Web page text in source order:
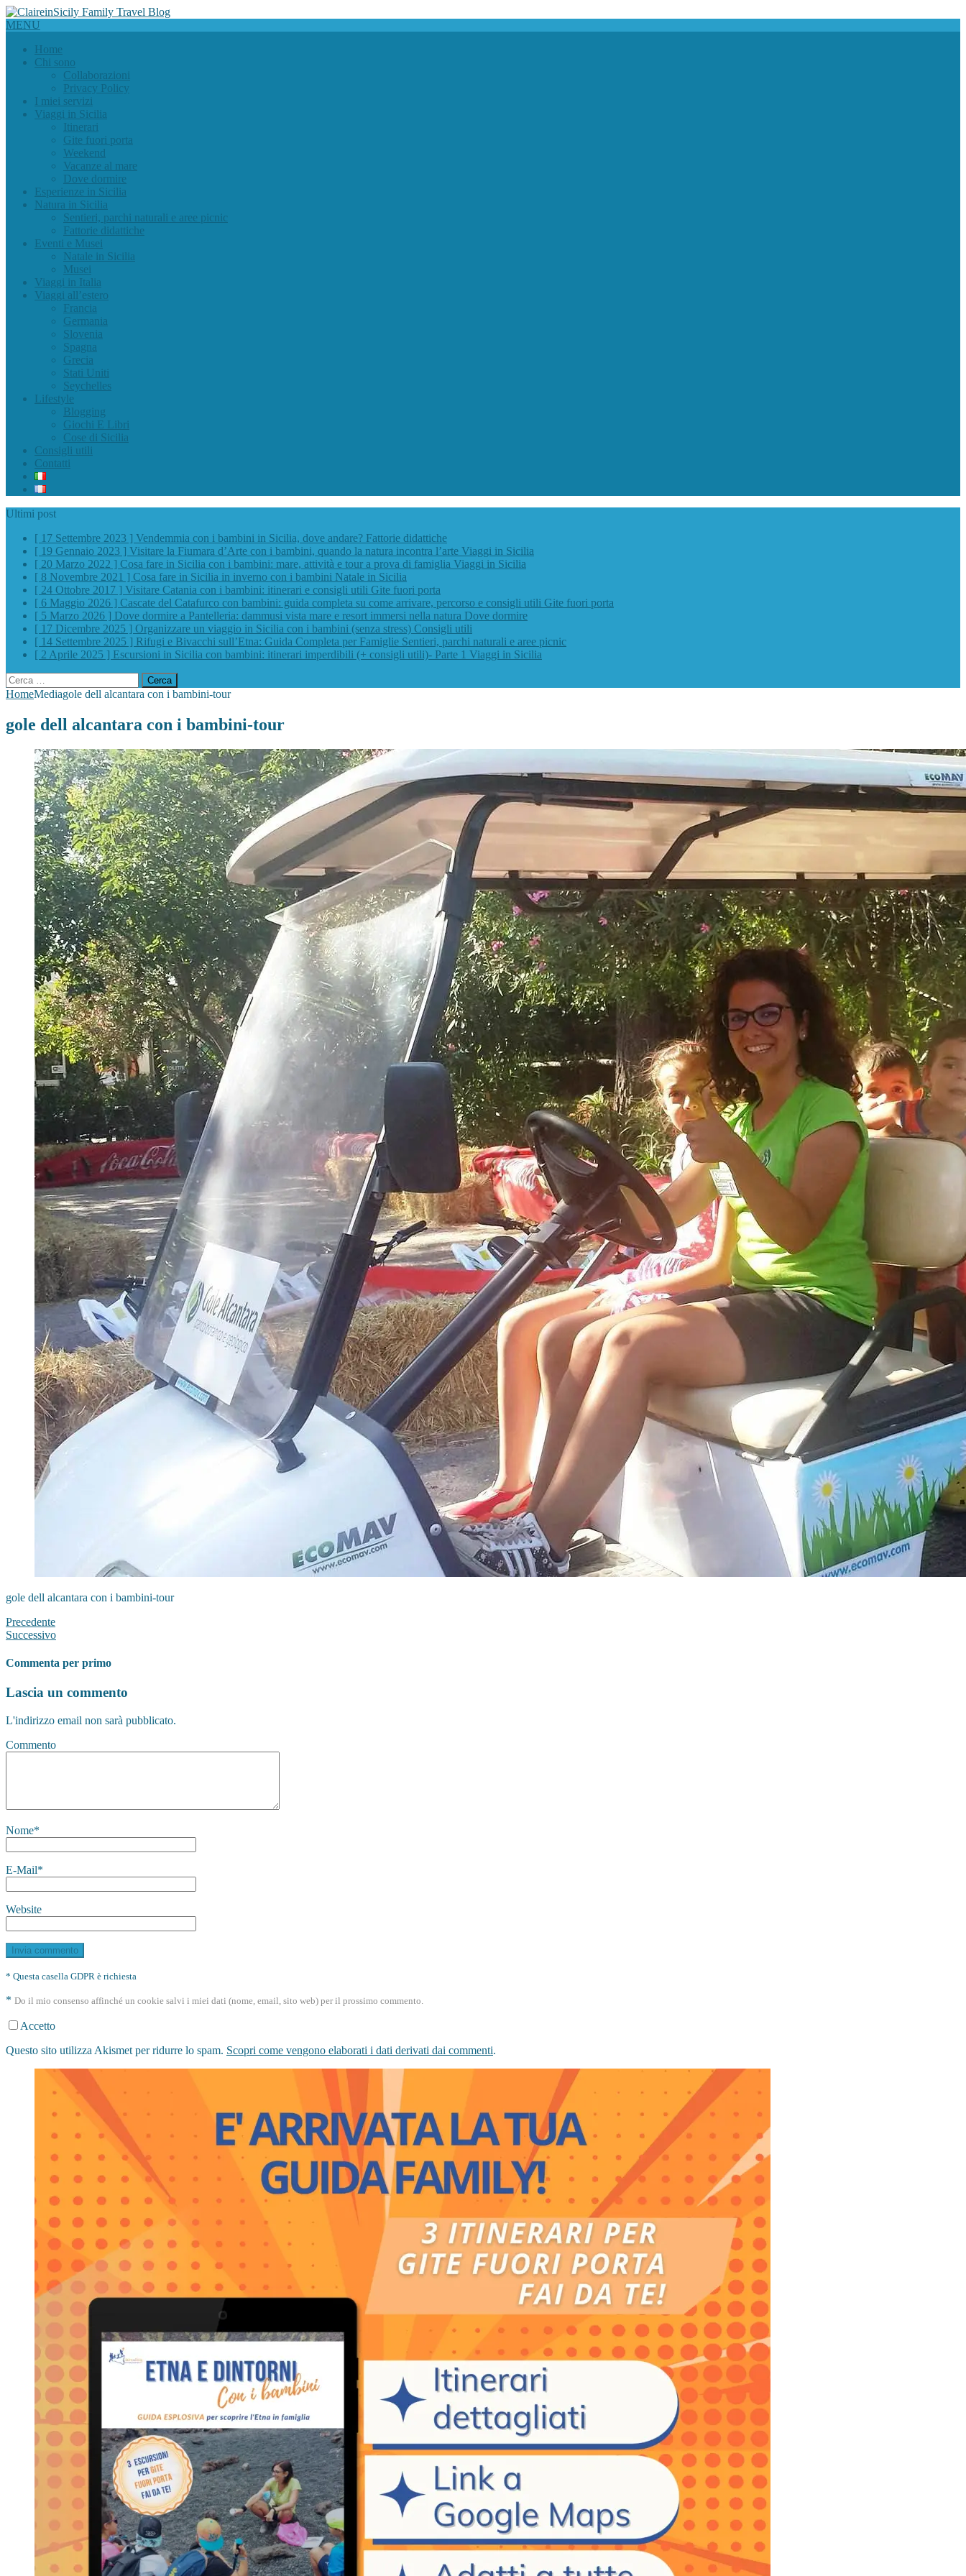
MENU
Home
Chi sono
Collaborazioni
Privacy Policy
I miei servizi
Viaggi in Sicilia
Itinerari
Gite fuori porta
Weekend
Vacanze al mare
Dove dormire
Esperienze in Sicilia
Natura in Sicilia
Sentieri, parchi naturali e aree picnic
Fattorie didattiche
Eventi e Musei
Natale in Sicilia
Musei
Viaggi in Italia
Viaggi all’estero
Francia
Germania
Slovenia
Spagna
Grecia
Stati Uniti
Seychelles
Lifestyle
Blogging
Giochi E Libri
Cose di Sicilia
Consigli utili
Contatti
Ultimi post
[ 17 Settembre 2023 ] Vendemmia con i bambini in Sicilia, dove andare? Fattorie didattiche
[ 19 Gennaio 2023 ] Visitare la Fiumara d’Arte con i bambini, quando la natura incontra l’arte Viaggi in Sicilia
[ 20 Marzo 2022 ] Cosa fare in Sicilia con i bambini: mare, attività e tour a prova di famiglia Viaggi in Sicilia
[ 8 Novembre 2021 ] Cosa fare in Sicilia in inverno con i bambini Natale in Sicilia
[ 24 Ottobre 2017 ] Visitare Catania con i bambini: itinerari e consigli utili Gite fuori porta
[ 6 Maggio 2026 ] Cascate del Catafurco con bambini: guida completa su come arrivare, percorso e consigli utili Gite fuori porta
[ 5 Marzo 2026 ] Dove dormire a Pantelleria: dammusi vista mare e resort immersi nella natura Dove dormire
[ 17 Dicembre 2025 ] Organizzare un viaggio in Sicilia con i bambini (senza stress) Consigli utili
[ 14 Settembre 2025 ] Rifugi e Bivacchi sull’Etna: Guida Completa per Famiglie Sentieri, parchi naturali e aree picnic
[ 2 Aprile 2025 ] Escursioni in Sicilia con bambini: itinerari imperdibili (+ consigli utili)- Parte 1 Viaggi in Sicilia
Ricerca
per:
HomeMediagole dell alcantara con i bambini-tour
gole dell alcantara con i bambini-tour
gole dell alcantara con i bambini-tour
Precedente
Successivo
Commenta per primo
Lascia un commento
L'indirizzo email non sarà pubblicato.
Commento
Nome*
E-Mail*
Website
* Questa casella GDPR è richiesta
* Do il mio consenso affinché un cookie salvi i miei dati (nome, email, sito web) per il prossimo commento.
Accetto
Questo sito utilizza Akismet per ridurre lo spam. Scopri come vengono elaborati i dati derivati dai commenti.